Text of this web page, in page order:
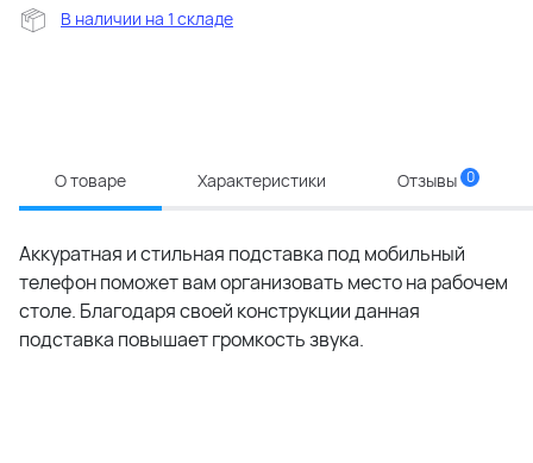
В наличии на 1 складе
О товаре Характеристики Отзывы 0
Аккуратная и стильная подставка под мобильный
телефон поможет вам организовать место на рабочем
столе. Благодаря своей конструкции данная
подставка повышает громкость звука.